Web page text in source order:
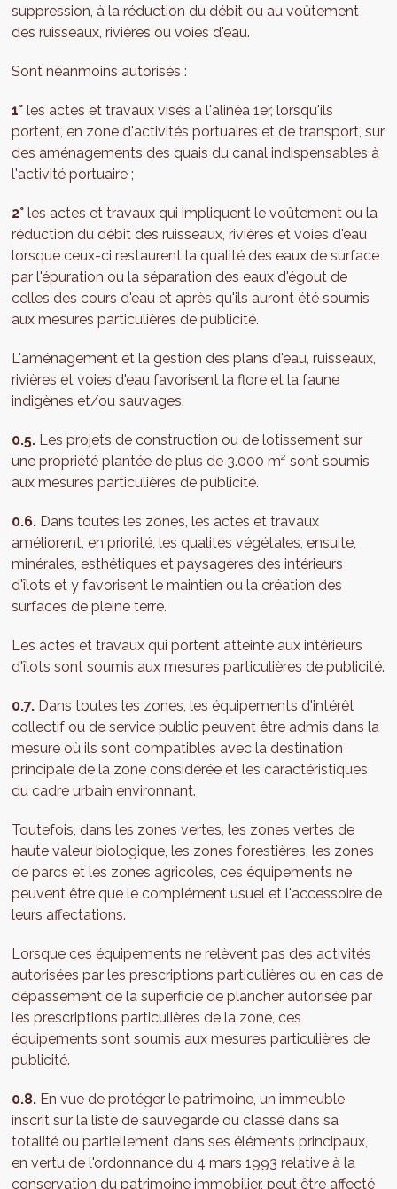
suppression, à la réduction du débit ou au voûtement
des ruisseaux, rivières ou voies d'eau.
Sont néanmoins autorisés :
1°les actes et travaux visés à l'alinéa 1er, lorsqu'ils
portent, en zone d'activités portuaires et de transport, sur
des aménagements des quais du canal indispensables à
l'activité portuaire ;
2°les actes et travaux qui impliquent le voûtement ou la
réduction du débit des ruisseaux, rivières et voies d'eau
lorsque ceux-ci restaurent la qualité des eaux de surface
par l'épuration ou la séparation des eaux d'égout de
celles des cours d'eau et après qu'ils auront été soumis
aux mesures particulières de publicité.
L'aménagement et la gestion des plans d'eau, ruisseaux,
rivières et voies d'eau favorisent la flore et la faune
indigènes et/ou sauvages.
0.5. Les projets de construction ou de lotissement sur
une propriété plantée de plus de 3.000 m² sont soumis
aux mesures particulières de publicité.
0.6. Dans toutes les zones, les actes et travaux
améliorent, en priorité, les qualités végétales, ensuite,
minérales, esthétiques et paysagères des intérieurs
d'îlots et y favorisent le maintien ou la création des
surfaces de pleine terre.
Les actes et travaux qui portent atteinte aux intérieurs
d'îlots sont soumis aux mesures particulières de publicité.
0.7. Dans toutes les zones, les équipements d'intérêt
collectif ou de service public peuvent être admis dans la
mesure où ils sont compatibles avec la destination
principale de la zone considérée et les caractéristiques
du cadre urbain environnant.
Toutefois, dans les zones vertes, les zones vertes de
haute valeur biologique, les zones forestières, les zones
de parcs et les zones agricoles, ces équipements ne
peuvent être que le complément usuel et l'accessoire de
leurs affectations.
Lorsque ces équipements ne relèvent pas des activités
autorisées par les prescriptions particulières ou en cas de
dépassement de la superficie de plancher autorisée par
les prescriptions particulières de la zone, ces
équipements sont soumis aux mesures particulières de
publicité.
0.8. En vue de protéger le patrimoine, un immeuble
inscrit sur la liste de sauvegarde ou classé dans sa
totalité ou partiellement dans ses éléments principaux,
en vertu de l'ordonnance du 4 mars 1993 relative à la
conservation du patrimoine immobilier, peut être affecté